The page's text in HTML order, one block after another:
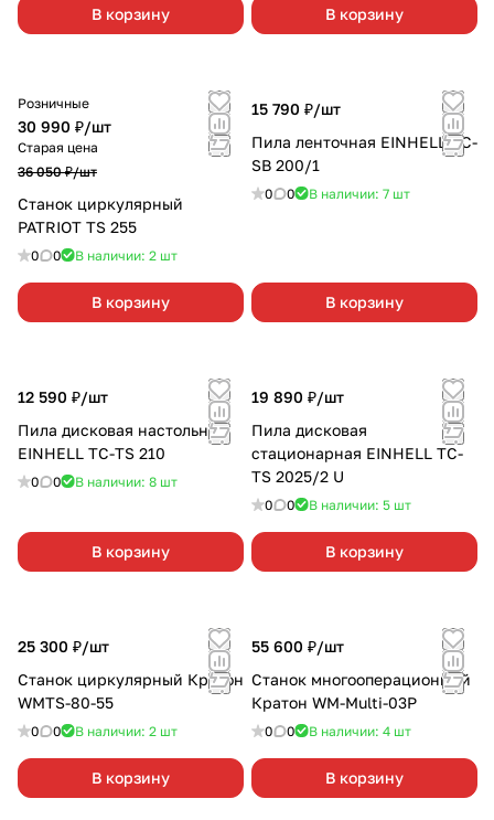
В корзину В корзину
Розничные
30 990 ₽/шт
Старая цена
36 050 ₽/шт
Станок циркулярный
PATRIOT TS 255
0 0 В наличии: 2 шт
В корзину
15 790 ₽/шт
Пила ленточная EINHELL TC-
SB 200/1
0 0 В наличии: 7 шт
В корзину
12 590 ₽/шт
Пила дисковая настольная
EINHELL TC-TS 210
0 0 В наличии: 8 шт
В корзину
19 890 ₽/шт
Пила дисковая
стационарная EINHELL TC-
TS 2025/2 U
0 0 В наличии: 5 шт
В корзину
25 300 ₽/шт
Станок циркулярный Кратон
WMTS-80-55
0 0 В наличии: 2 шт
В корзину
55 600 ₽/шт
Станок многооперационный
Кратон WM-Multi-03P
0 0 В наличии: 4 шт
В корзину